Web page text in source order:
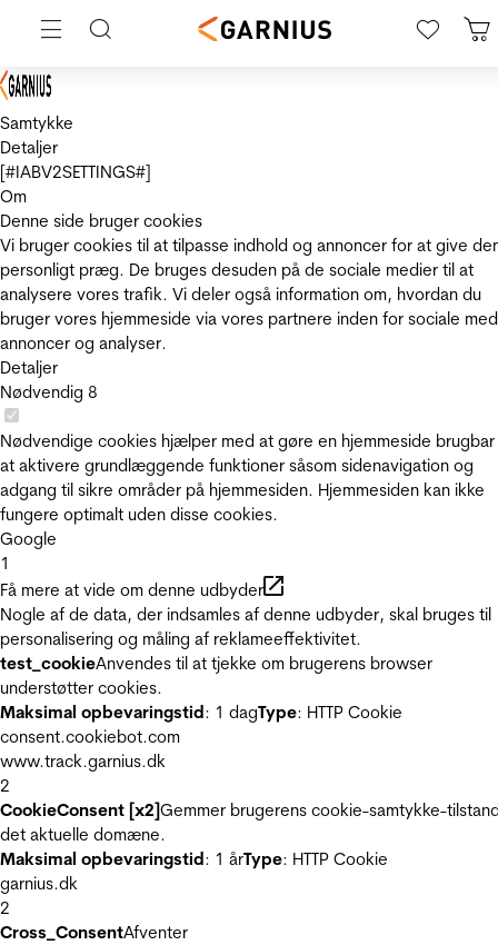
Samtykke
Detaljer
[#IABV2SETTINGS#]
Om
Denne side bruger cookies
Vi bruger cookies til at tilpasse indhold og annoncer for at give
personligt præg. De bruges desuden på de sociale medier til at
analysere vores trafik. Vi deler også information om, hvordan du
bruger vores hjemmeside via vores partnere inden for sociale
annoncer og analyser.
Detaljer
Nødvendig 8
Nødvendige cookies hjælper med at gøre en hjemmeside
at aktivere grundlæggende funktioner såsom sidenavigation og
adgang til sikre områder på hjemmesiden. Hjemmesiden kan ikke
fungere optimalt uden disse cookies.
Google
1
Få mere at vide om denne udbyder
Nogle af de data, der indsamles af denne udbyder, skal bruges til
personalisering og måling af reklameeffektivitet.
test_cookieAnvendes til at tjekke om brugerens browser
understøtter cookies.
Maksimal opbevaringstid: 1 dagType: HTTP Cookie
consent.cookiebot.com
www.track.garnius.dk
2
CookieConsent [x2]Gemmer brugerens cookie-samtykke-
det aktuelle domæne.
Maksimal opbevaringstid: 1 årType: HTTP Cookie
garnius.dk
2
Cross_ConsentAfventer